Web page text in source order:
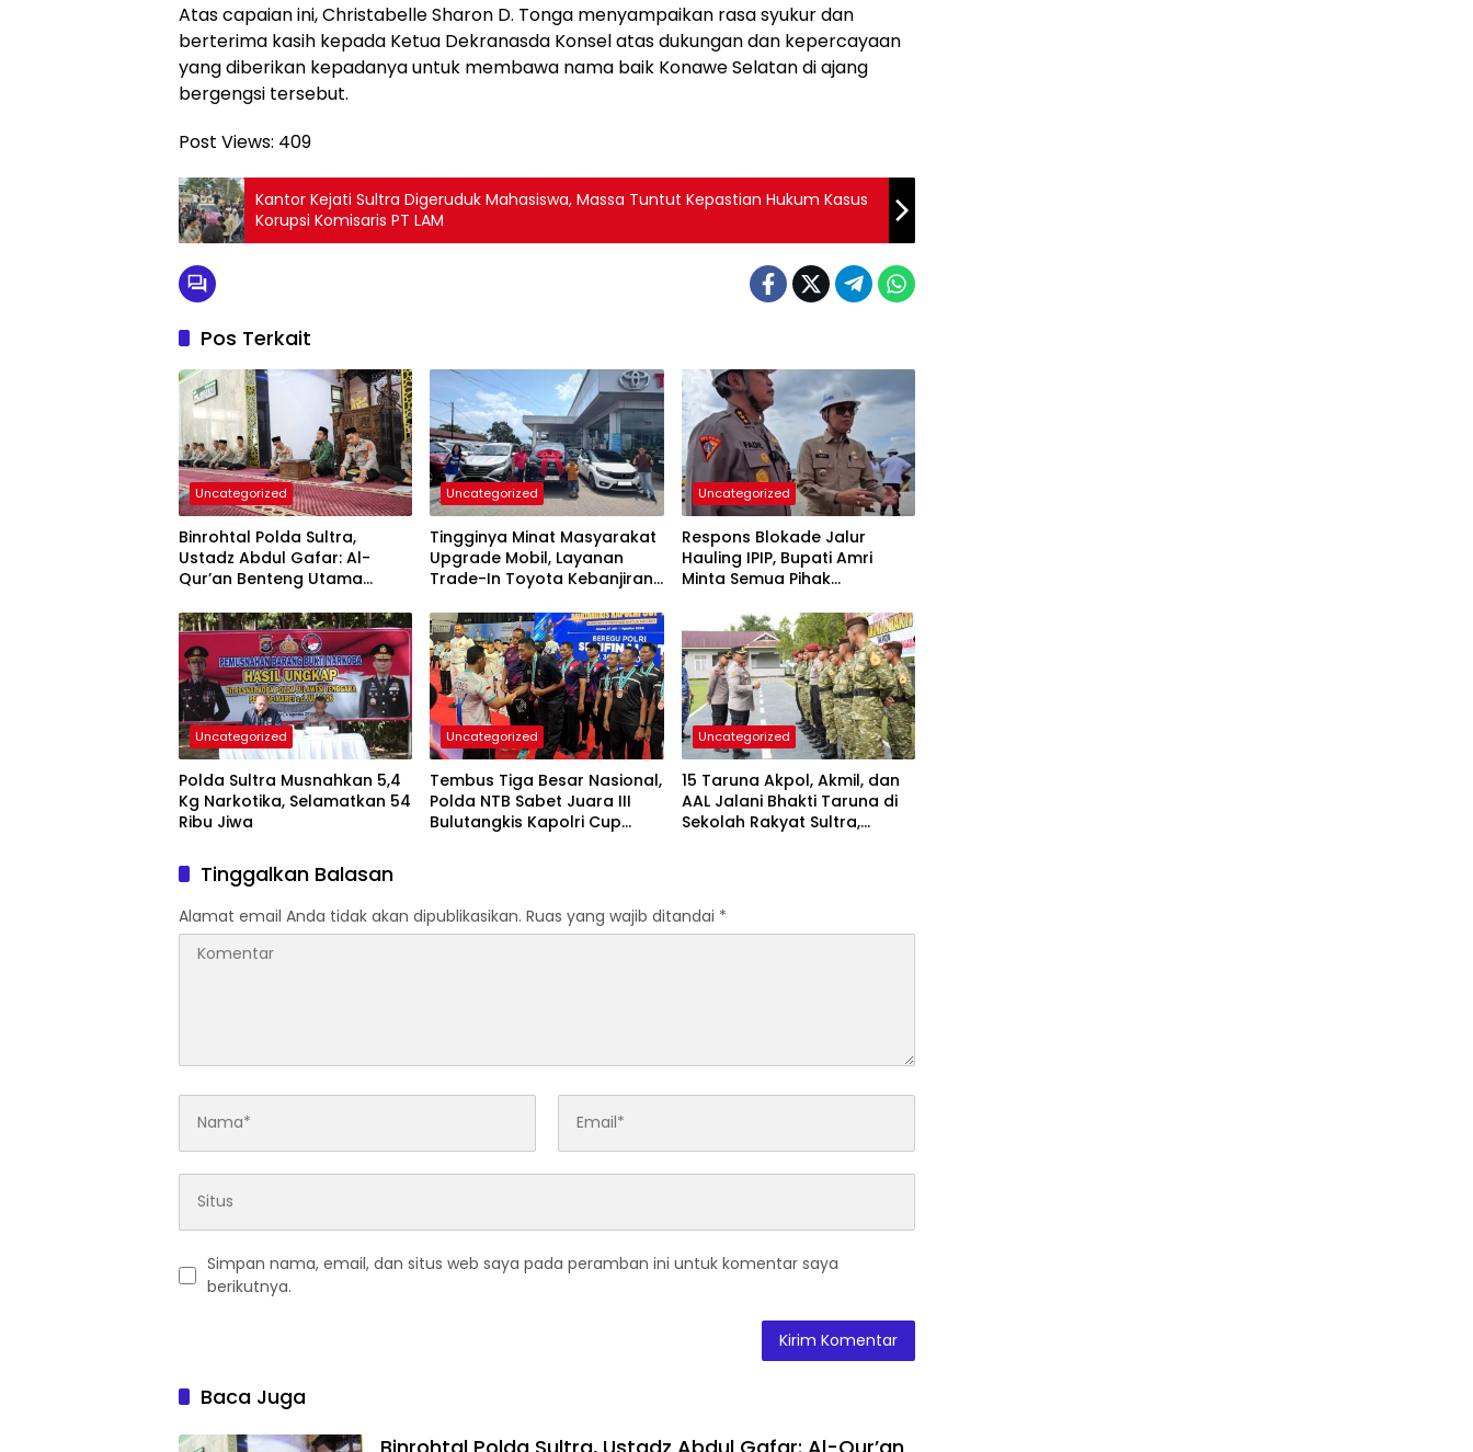
Atas capaian ini, Christabelle Sharon D. Tonga menyampaikan rasa syukur dan
berterima kasih kepada Ketua Dekranasda Konsel atas dukungan dan kepercayaan
yang diberikan kepadanya untuk membawa nama baik Konawe Selatan di ajang
bergengsi tersebut.
Post Views: 409
Kantor Kejati Sultra Digeruduk Mahasiswa, Massa Tuntut Kepastian Hukum Kasus
Korupsi Komisaris PT LAM
Pos Terkait
Uncategorized
Binrohtal Polda Sultra,
Ustadz Abdul Gafar: Al-
Qur’an Benteng Utama
Penyimpangan Sosial
Uncategorized
Tingginya Minat Masyarakat
Upgrade Mobil, Layanan
Trade-In Toyota Kebanjiran
Uncategorized
Respons Blokade Jalur
Hauling IPIP, Bupati Amri
Minta Semua Pihak
Kepastian Hukum
Uncategorized
Polda Sultra Musnahkan 5,4
Kg Narkotika, Selamatkan 54
Ribu Jiwa
Uncategorized
Tembus Tiga Besar Nasional,
Polda NTB Sabet Juara III
Bulutangkis Kapolri Cup
Uncategorized
15 Taruna Akpol, Akmil, dan
AAL Jalani Bhakti Taruna di
Sekolah Rakyat Sultra,
Tinggalkan Balasan
Alamat email Anda tidak akan dipublikasikan. Ruas yang wajib ditandai *
Simpan nama, email, dan situs web saya pada peramban ini untuk komentar saya
berikutnya.
Baca Juga